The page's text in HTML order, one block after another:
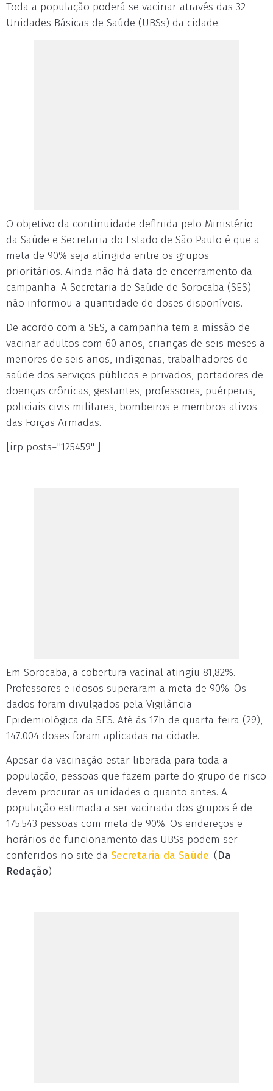
Toda a população poderá se vacinar através das 32
Unidades Básicas de Saúde (UBSs) da cidade.
O objetivo da continuidade definida pelo Ministério
da Saúde e Secretaria do Estado de São Paulo é que a
meta de 90% seja atingida entre os grupos
prioritários. Ainda não há data de encerramento da
campanha. A Secretaria de Saúde de Sorocaba (SES)
não informou a quantidade de doses disponíveis.
De acordo com a SES, a campanha tem a missão de
vacinar adultos com 60 anos, crianças de seis meses a
menores de seis anos, indígenas, trabalhadores de
saúde dos serviços públicos e privados, portadores de
doenças crônicas, gestantes, professores, puérperas,
policiais civis militares, bombeiros e membros ativos
das Forças Armadas.
[irp posts="125459" ]
Em Sorocaba, a cobertura vacinal atingiu 81,82%.
Professores e idosos superaram a meta de 90%. Os
dados foram divulgados pela Vigilância
Epidemiológica da SES. Até às 17h de quarta-feira (29),
147.004 doses foram aplicadas na cidade.
Apesar da vacinação estar liberada para toda a
população, pessoas que fazem parte do grupo de risco
devem procurar as unidades o quanto antes. A
população estimada a ser vacinada dos grupos é de
175.543 pessoas com meta de 90%. Os endereços e
horários de funcionamento das UBSs podem ser
conferidos no site da Secretaria da Saúde. (Da
Redação)